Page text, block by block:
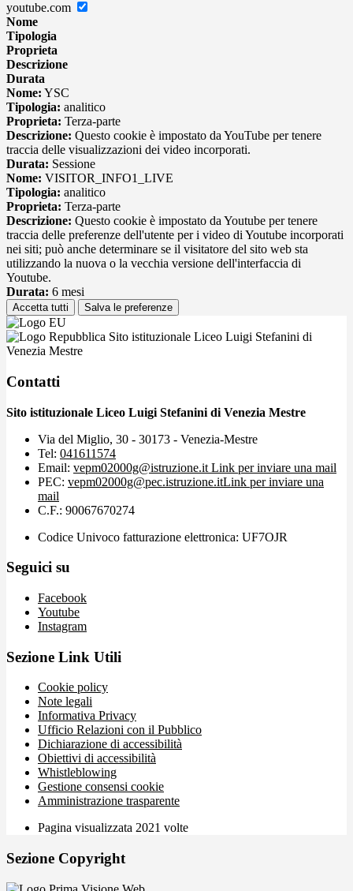
youtube.com
Nome
Tipologia
Proprieta
Descrizione
Durata
Nome: YSC
Tipologia: analitico
Proprieta: Terza-parte
Descrizione: Questo cookie è impostato da YouTube per tenere
traccia delle visualizzazioni dei video incorporati.
Durata: Sessione
Nome: VISITOR_INFO1_LIVE
Tipologia: analitico
Proprieta: Terza-parte
Descrizione: Questo cookie è impostato da Youtube per tenere
traccia delle preferenze dell'utente per i video di Youtube incorporati
nei siti; può anche determinare se il visitatore del sito web sta
utilizzando la nuova o la vecchia versione dell'interfaccia di
Youtube.
Durata: 6 mesi
Accetta tutti Salva le preferenze
Sito istituzionale Liceo Luigi Stefanini di
Venezia Mestre
Contatti
Sito istituzionale Liceo Luigi Stefanini di Venezia Mestre
Via del Miglio, 30 - 30173 - Venezia-Mestre
Tel: 041611574
Email: vepm02000g@istruzione.it Link per inviare una mail
PEC: vepm02000g@pec.istruzione.itLink per inviare una
mail
C.F.: 90067670274
Codice Univoco fatturazione elettronica: UF7OJR
Seguici su
Facebook
Youtube
Instagram
Sezione Link Utili
Cookie policy
Note legali
Informativa Privacy
Ufficio Relazioni con il Pubblico
Dichiarazione di accessibilità
Obiettivi di accessibilità
Whistleblowing
Gestione consensi cookie
Amministrazione trasparente
Pagina visualizzata 2021 volte
Sezione Copyright